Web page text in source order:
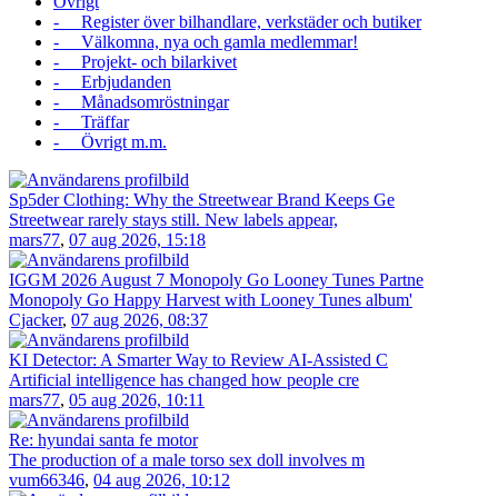
- Register över bilhandlare, verkstäder och butiker
- Välkomna, nya och gamla medlemmar!
- Projekt- och bilarkivet
- Erbjudanden
- Månadsomröstningar
- Träffar
- Övrigt m.m.
Sp5der Clothing: Why the Streetwear Brand Keeps Ge
Streetwear rarely stays still. New labels appear,
mars77, 07 aug 2026, 15:18
IGGM 2026 August 7 Monopoly Go Looney Tunes Partne
Monopoly Go Happy Harvest with Looney Tunes album'
Cjacker, 07 aug 2026, 08:37
KI Detector: A Smarter Way to Review AI-Assisted C
Artificial intelligence has changed how people cre
mars77, 05 aug 2026, 10:11
Re: hyundai santa fe motor
The production of a male torso sex doll involves m
vum66346, 04 aug 2026, 10:12